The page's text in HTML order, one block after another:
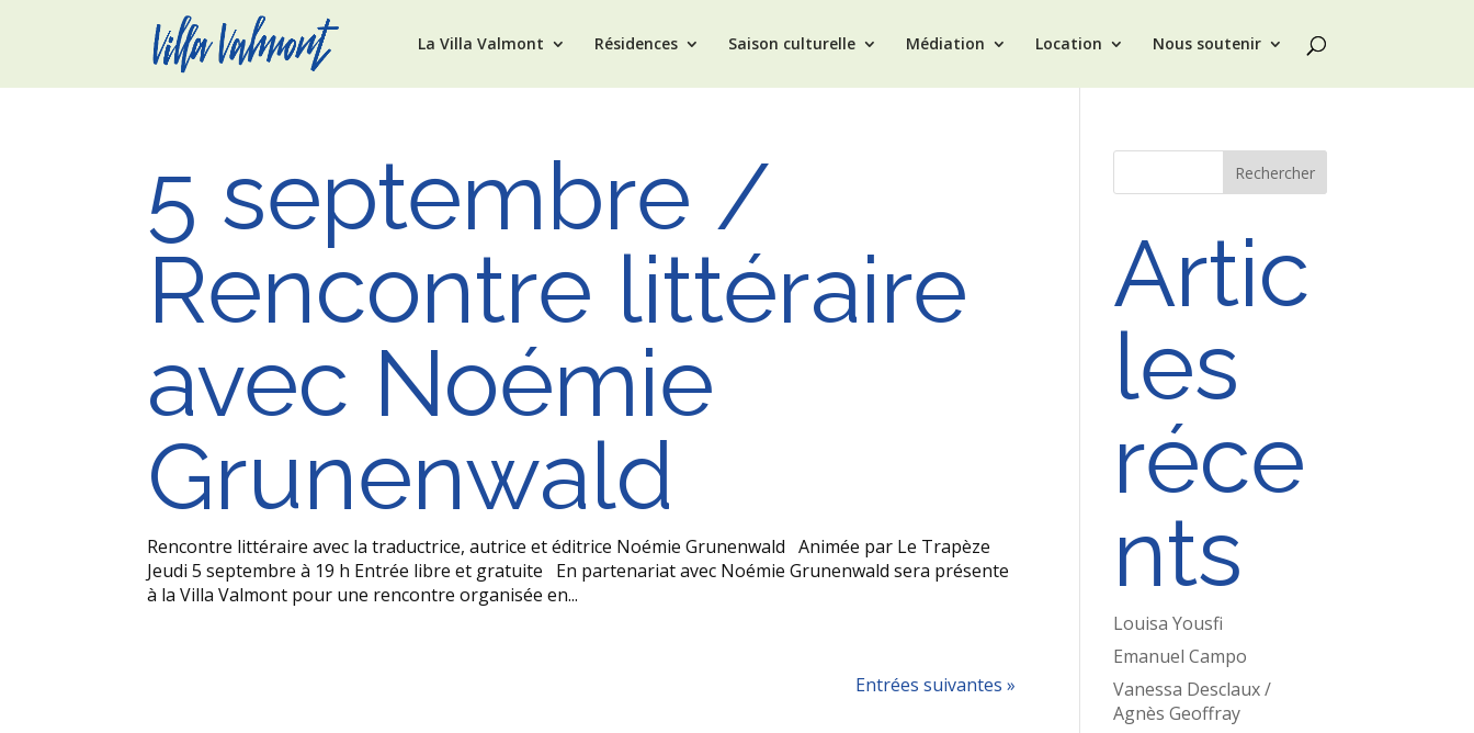
La Villa Valmont Résidences Saison culturelle Médiation Location Nous soutenir
5 septembre /
Rencontre littéraire
avec Noémie
Grunenwald
Rencontre littéraire avec la traductrice, autrice et éditrice Noémie Grunenwald Animée par Le Trapèze
Jeudi 5 septembre à 19 h Entrée libre et gratuite En partenariat avec Noémie Grunenwald sera présente
à la Villa Valmont pour une rencontre organisée en...
Entrées suivantes »
Rechercher
Artic
les
réce
nts
Louisa Yousfi
Emanuel Campo
Vanessa Desclaux /
Agnès Geoffray